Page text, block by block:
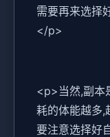
需要再来选择
</p>
<p>当然,副本
耗的体能越多,
要注意选择好